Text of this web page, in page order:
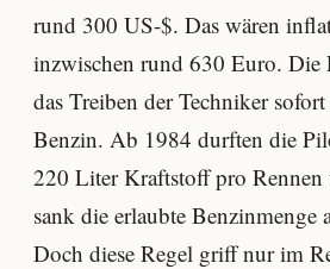
rund 300 US-$. Das wären
inzwischen rund 630 Euro. Die
das Treiben der Techniker
Benzin. Ab 1984 durften die
220 Liter Kraftstoff pro Rennen
sank die erlaubte Benzinmenge
Doch diese Regel griff nur im